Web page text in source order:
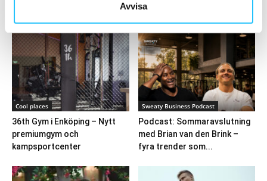
Avvisa
Cool places
36th Gym i Enköping – Nytt
premiumgym och
kampsportcenter
Sweaty Business Podcast
Podcast: Sommaravslutning
med Brian van den Brink –
fyra trender som...